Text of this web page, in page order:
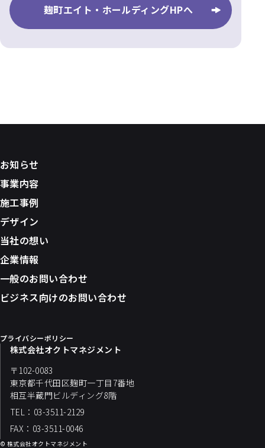
麹町エイト・ホールディングHPへ
お知らせ
事業内容
施工事例
デザイン
当社の想い
企業情報
一般のお問い合わせ
ビジネス向けのお問い合わせ
プライバシーポリシー
株式会社オクトマネジメント
〒102-0083
東京都千代田区麹町一丁目7番地
相互半蔵門ビルディング8階
TEL：03-3511-2129
FAX：03-3511-0046
© 株式会社オクトマネジメント